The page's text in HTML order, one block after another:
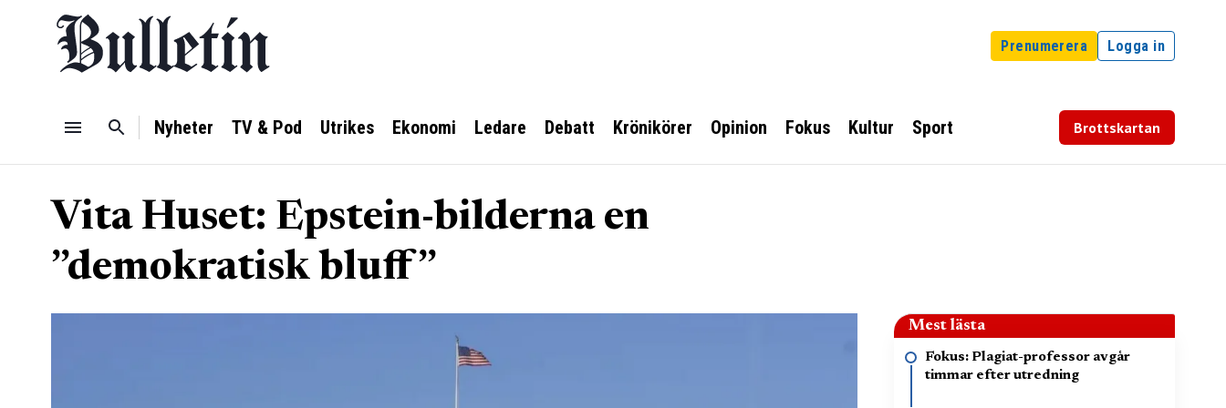
Prenumerera Logga in
Nyheter TV & Pod Utrikes Ekonomi Ledare Debatt Krönikörer Opinion Fokus Kultur Sport Brottskartan
Vita Huset: Epstein-bilderna en
”demokratisk bluff”
Mest lästa
Fokus: Plagiat-professor avgår
timmar efter utredning